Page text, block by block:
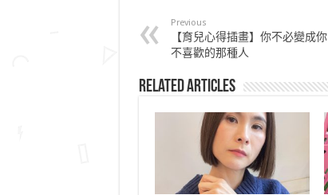
Previous
【育兒心得插畫】你不必變成你
不喜歡的那種人
Related Articles